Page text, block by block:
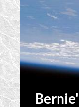
Suchen